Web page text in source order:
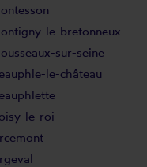
le-bretonneux
sur-seine
le-château
le-roi